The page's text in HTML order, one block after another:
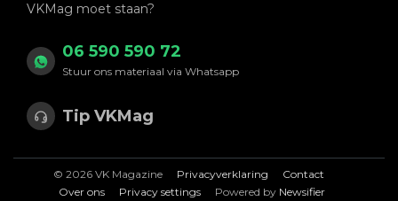
VKMag moet staan?
06 590 590 72
Stuur ons materiaal via Whatsapp
Tip VKMag
© 2026 VK Magazine Privacyverklaring
Contact
Over ons
Privacy settings Powered by Newsifier